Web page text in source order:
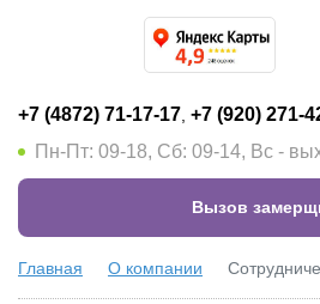
+7 (4872) 71-17-17 +7 (920) 271-
Пн-Пт: 09-18, Сб: 09-14, Вс -
Вызов
Главная О компании